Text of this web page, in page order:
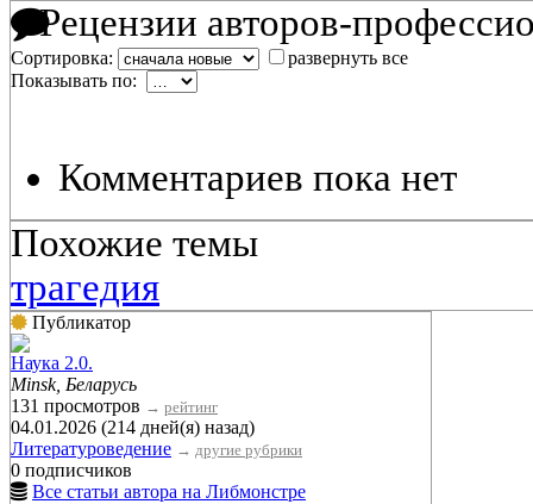
Рецензии авторов-
Сортировка:
развернуть все
Показывать по:
Комментариев пока нет
Похожие темы
трагедия
Публикатор
Наука 2.0.
Minsk, Беларусь
131 просмотров → рейтинг
04.01.2026 (214 дней(я) назад)
Литературоведение → другие рубрики
0 подписчиков
Все статьи автора на Либмонстре